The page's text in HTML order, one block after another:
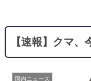
【速報】クマ
国内ニュース